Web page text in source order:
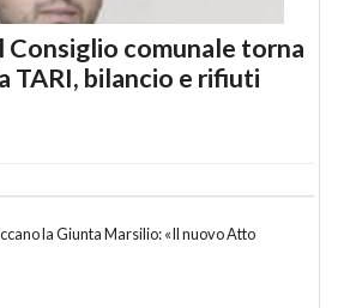
comunale torna
TARI, bilancio e rifiuti